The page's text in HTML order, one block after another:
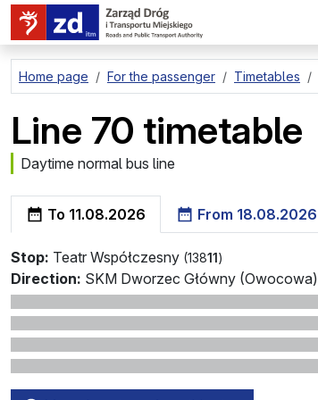
go to page content
Home page For the passenger Timetables
Line 70 timetable
Daytime normal bus line
To 11.08.2026 From 18.08.2026
Stop: Teatr Współczesny (13811)
Direction: SKM Dworzec Główny (Owocowa)